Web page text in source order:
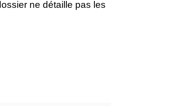
ne détaille pas les